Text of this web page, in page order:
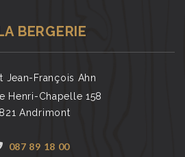
BERGERIE
Jean-François Ahn
Henri-Chapelle 158
Andrimont
087 89 18 00